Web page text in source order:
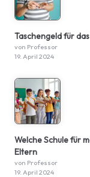
Taschengeld für
von Professor
19. April 2024
Welche Schule für
Eltern
von Professor
19. April 2024